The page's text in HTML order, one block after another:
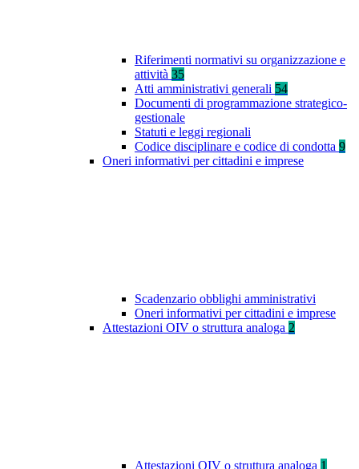
Riferimenti normativi su organizzazione e
attività 35
Atti amministrativi generali 54
Documenti di programmazione strategico-
gestionale
Statuti e leggi regionali
Codice disciplinare e codice di condotta 9
Oneri informativi per cittadini e imprese
Scadenzario obblighi amministrativi
Oneri informativi per cittadini e imprese
Attestazioni OIV o struttura analoga 2
Attestazioni OIV o struttura analoga 1